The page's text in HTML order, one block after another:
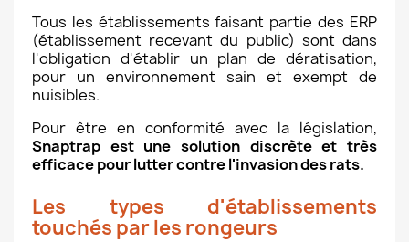
Tous les établissements faisant partie des ERP
(établissement recevant du public) sont dans
l'obligation d'établir un plan de dératisation,
pour un environnement sain et exempt de
nuisibles.
Pour être en conformité avec la législation,
Snaptrap est une solution discrète et très
efficace pour lutter contre l'invasion des rats.
Les types d'établissements
touchés par les rongeurs